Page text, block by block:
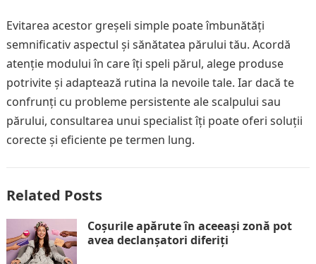
Evitarea acestor greșeli simple poate îmbunătăți
semnificativ aspectul și sănătatea părului tău. Acordă
atenție modului în care îți speli părul, alege produse
potrivite și adaptează rutina la nevoile tale. Iar dacă te
confrunți cu probleme persistente ale scalpului sau
părului, consultarea unui specialist îți poate oferi soluții
corecte și eficiente pe termen lung.
Related Posts
Coșurile apărute în aceeași zonă pot
avea declanșatori diferiți